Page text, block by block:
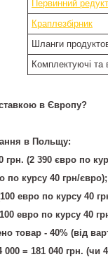
Первинний
Краплезбірник
Шланги
Комплектуючі та
в Європу?
в Польщу:
грн. (2 390 євро по
по курсу 40 грн/євро);
евро по курсу 40
евро по курсу 40
товар - 40% (від
= 181 040 грн. (чи